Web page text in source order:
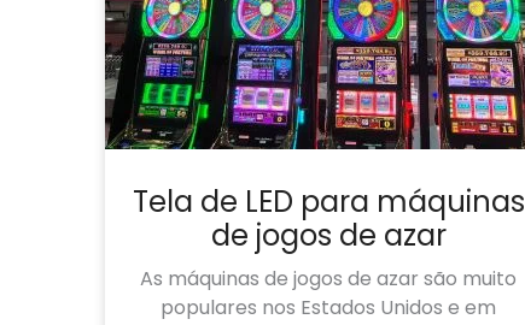
Tela de LED para máquinas
de jogos de azar
As máquinas de jogos de azar são muito
populares nos Estados Unidos e em